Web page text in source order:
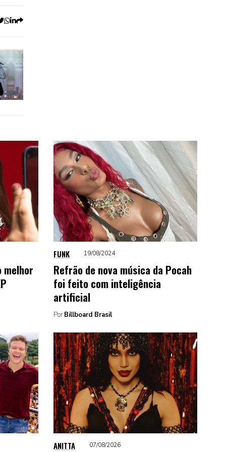
melhor
FUNK 19/08/2024
Refrão de nova música da Pocah
foi feito com inteligência
artificial
Por Billboard Brasil
ANITTA 07/08/2026